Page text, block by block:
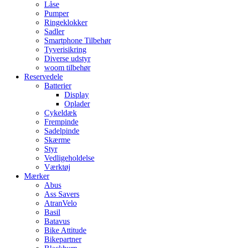
Låse
Pumper
Ringeklokker
Sadler
Smartphone Tilbehør
Tyverisikring
Diverse udstyr
woom tilbehør
Reservedele
Batterier
Display
Oplader
Cykeldæk
Frempinde
Sadelpinde
Skærme
Styr
Vedligeholdelse
Værktøj
Mærker
Abus
Ass Savers
AtranVelo
Basil
Batavus
Bike Attitude
Bikepartner